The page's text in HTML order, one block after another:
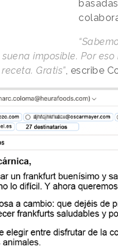
imposible. Por
Gratis”, escribe